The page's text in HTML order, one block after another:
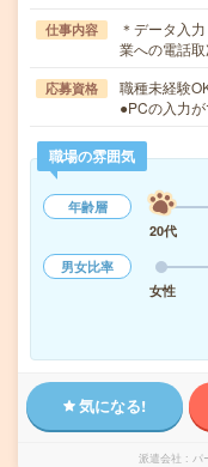
仕事内容
＊データ入
業への電話
応募資格
職種未経験
●PCの入力
職場の雰囲気
年齢層
20代
男女比率
女性
気になる!
派遣会社 パ